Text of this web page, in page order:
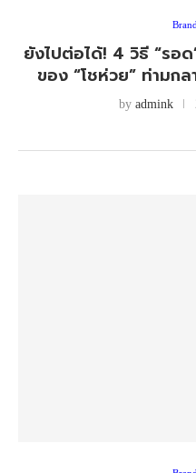
ยังไปต่อได้! 4 วิธี “รอด
ของ “โชห่วย” ท่ามก
by admink